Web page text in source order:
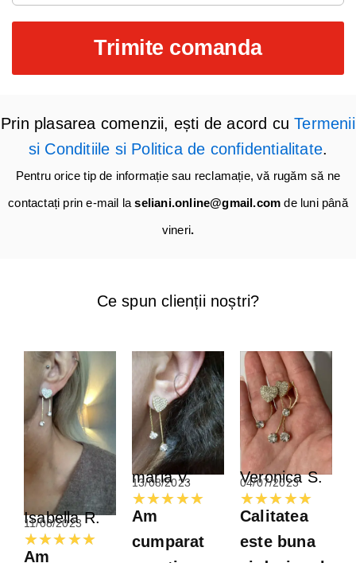
Trimite comanda
Prin plasarea comenzii, ești de acord cuTermenii
si Conditiile si Politica de confidentialitate.
Pentru orice tip de informație sau reclamație, vă rugăm să ne
contactați prin e-mail laseliani.online@gmail.com de luni până
vineri.
Ce spun clienții noștri?​
Isabella R.
11/08/2023
★★★★★ Evaluată
Am
maria V.
13/08/2023
★★★★★ Evaluată
5
Am
cumparat
Veronica S.
04/07/2023
★★★★★
5
Calitatea
este buna